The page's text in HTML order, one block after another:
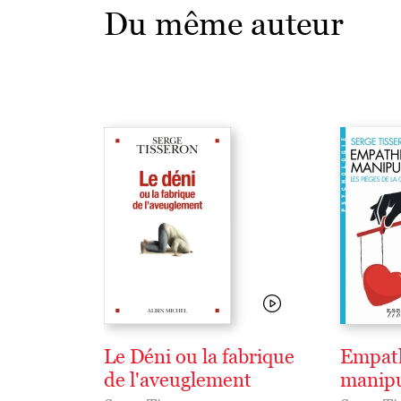
Du même auteur
Le Déni ou la fabrique
de l'aveuglement